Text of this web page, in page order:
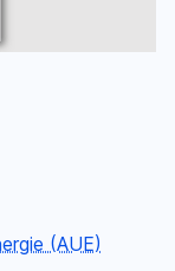
(AUE)